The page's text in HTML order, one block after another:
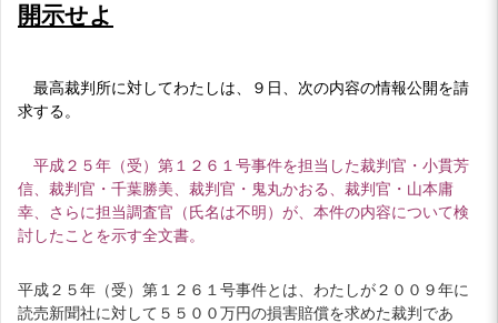
開示せよ
最高裁判所に対してわたしは、９日、次の内容の情報公開を請
求する。
平成２５年（受）第１２６１号事件を担当した裁判官・小貫芳
信、裁判官・千葉勝美、裁判官・鬼丸かおる、裁判官・山本庸
幸、さらに担当調査官（氏名は不明）が、本件の内容について検
討したことを示す全文書。
平成２５年（受）第１２６１号事件とは、わたしが２００９年に
読売新聞社に対して５５００万円の損害賠償を求めた裁判であ